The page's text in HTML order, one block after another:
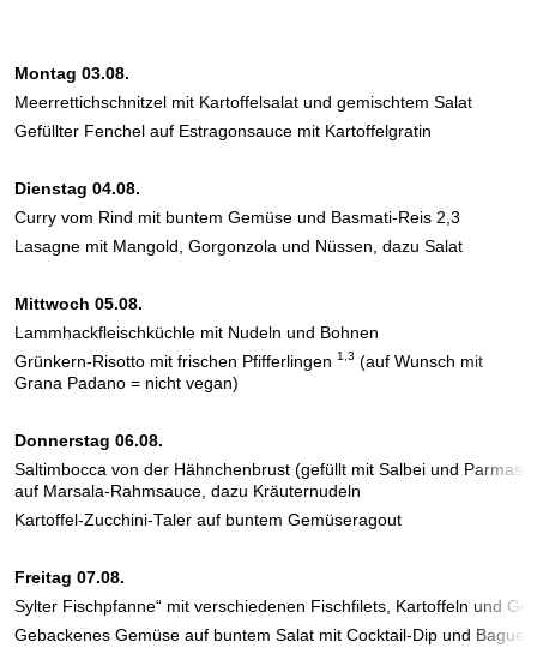
Montag 03.08.
Meerrettichschnitzel mit Kartoffelsalat und gemischtem Salat
Gefüllter Fenchel auf Estragonsauce mit Kartoffelgratin
Dienstag 04.08.
Curry vom Rind mit buntem Gemüse und Basmati-Reis 2,3
Lasagne mit Mangold, Gorgonzola und Nüssen, dazu Salat
Mittwoch 05.08.
Lammhackfleischküchle mit Nudeln und Bohnen
Grünkern-Risotto mit frischen Pfifferlingen 1,3 (auf Wunsch mit
Grana Padano = nicht vegan)
Donnerstag 06.08.
Saltimbocca von der Hähnchenbrust (gefüllt mit Salbei und
auf Marsala-Rahmsauce, dazu Kräuternudeln
Kartoffel-Zucchini-Taler auf buntem Gemüseragout
Freitag 07.08.
Sylter Fischpfanne“ mit verschiedenen Fischfilets, Kartoffeln und
Gebackenes Gemüse auf buntem Salat mit Cocktail-Dip und